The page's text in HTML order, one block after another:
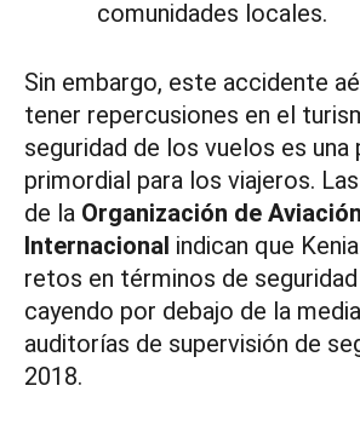
comunidades locales.
Sin embargo, este accidente
tener repercusiones en el
seguridad de los vuelos es una
primordial para los viajeros.
de la Organización de
Internacional indican que
retos en términos de seguridad
cayendo por debajo de la
auditorías de supervisión de
2018.